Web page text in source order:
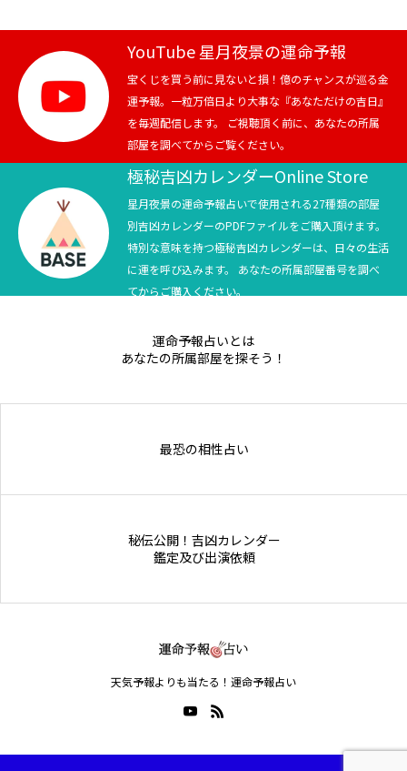
テニス
スポーツ
競馬
テニス四大大会・五輪
テニス四大大会・五輪
YouTube 星月夜景の運命予報
宝くじを買う前に見ないと損！億のチャンスが巡る金
運予報。一粒万倍日より大事な『あなただけの吉日』
を毎週配信します。 ご視聴頂く前に、あなたの所属
部屋を調べてからご覧ください。
極秘吉凶カレンダーOnline Store
星月夜景の運命予報占いで使用される27種類の部屋
別吉凶カレンダーのPDFファイルをご購入頂けます。
特別な意味を持つ極秘吉凶カレンダーは、日々の生活
に運を呼び込みます。 あなたの所属部屋番号を調べ
てからご購入ください。
運命予報占いとは
あなたの所属部屋を探そう！
最恐の相性占い
秘伝公開！吉凶カレンダー
鑑定及び出演依頼
天気予報よりも当たる！運命予報占い